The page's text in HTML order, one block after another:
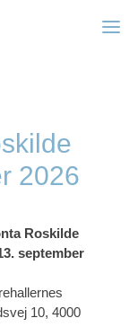
2026
Roskilde
september
10, 4000